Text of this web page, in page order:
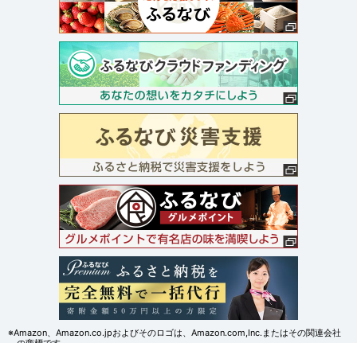
※Amazon、Amazon.co.jpおよびそのロゴは、Amazon.com,Inc.またはその関連会社